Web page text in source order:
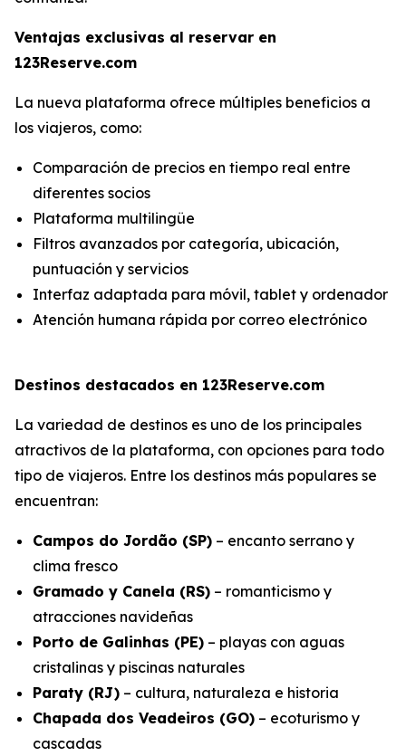
Ventajas exclusivas al reservar en
123Reserve.com
La nueva plataforma ofrece múltiples beneficios a
los viajeros, como:
Comparación de precios en tiempo real entre
diferentes socios
Plataforma multilingüe
Filtros avanzados por categoría, ubicación,
puntuación y servicios
Interfaz adaptada para móvil, tablet y ordenador
Atención humana rápida por correo electrónico
Destinos destacados en 123Reserve.com
La variedad de destinos es uno de los principales
atractivos de la plataforma, con opciones para todo
tipo de viajeros. Entre los destinos más populares se
encuentran:
Campos do Jordão (SP) – encanto serrano y
clima fresco
Gramado y Canela (RS) – romanticismo y
atracciones navideñas
Porto de Galinhas (PE) – playas con aguas
cristalinas y piscinas naturales
Paraty (RJ) – cultura, naturaleza e historia
Chapada dos Veadeiros (GO) – ecoturismo y
cascadas